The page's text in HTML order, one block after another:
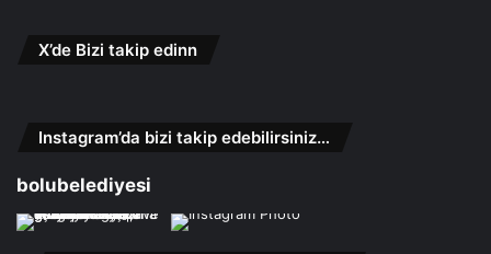
X’de Bizi takip edinn
Instagram’da bizi takip edebilirsiniz…
bolubelediyesi